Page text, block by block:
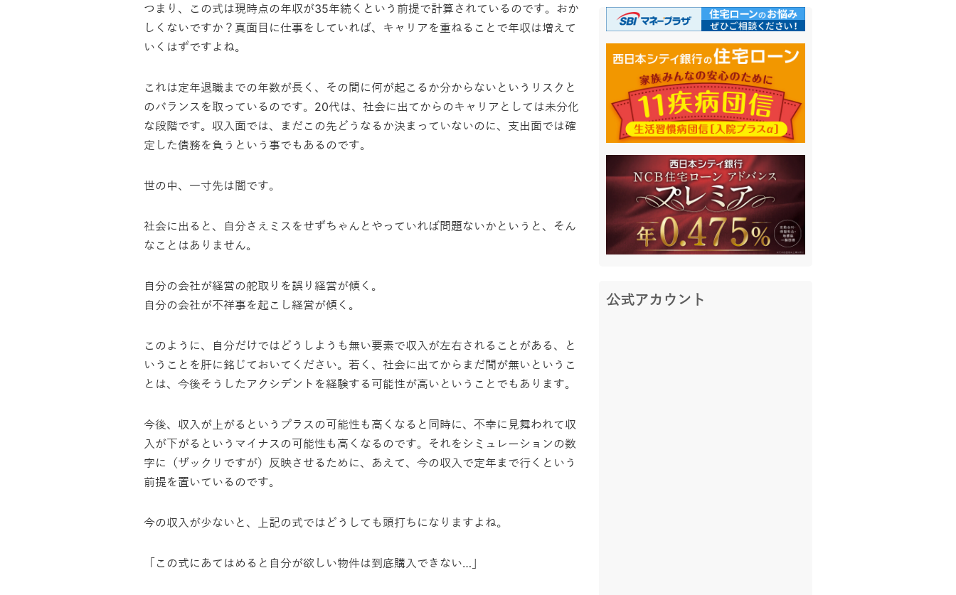
つまり、この式は現時点の年収が35年続くという前提で計算されているのです。おか
しくないですか？真面目に仕事をしていれば、キャリアを重ねることで年収は増えて
いくはずですよね。
これは定年退職までの年数が長く、その間に何が起こるか分からないというリスクと
のバランスを取っているのです。20代は、社会に出てからのキャリアとしては未分化
な段階です。収入面では、まだこの先どうなるか決まっていないのに、支出面では確
定した債務を負うという事でもあるのです。
世の中、一寸先は闇です。
社会に出ると、自分さえミスをせずちゃんとやっていれば問題ないかというと、そん
なことはありません。
自分の会社が経営の舵取りを誤り経営が傾く。
自分の会社が不祥事を起こし経営が傾く。
このように、自分だけではどうしようも無い要素で収入が左右されることがある、と
いうことを肝に銘じておいてください。若く、社会に出てからまだ間が無いというこ
とは、今後そうしたアクシデントを経験する可能性が高いということでもあります。
今後、収入が上がるというプラスの可能性も高くなると同時に、不幸に見舞われて収
入が下がるというマイナスの可能性も高くなるのです。それをシミュレーションの数
字に（ザックリですが）反映させるために、あえて、今の収入で定年まで行くという
前提を置いているのです。
今の収入が少ないと、上記の式ではどうしても頭打ちになりますよね。
「この式にあてはめると自分が欲しい物件は到底購入できない…」
公式アカウント